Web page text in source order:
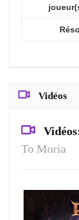
Vidéos
To Moria